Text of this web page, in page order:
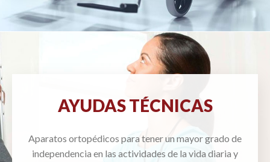
AYUDAS TÉCNICAS
Aparatos ortopédicos para tener un mayor grado de
independencia en las actividades de la vida diaria y